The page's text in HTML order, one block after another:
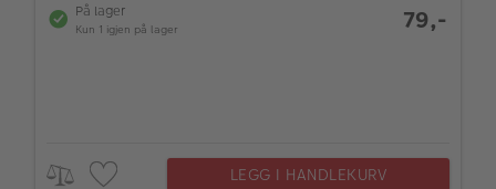
På lager
Kun 1 igjen på lager 79,-
LEGG I HANDLEKURV